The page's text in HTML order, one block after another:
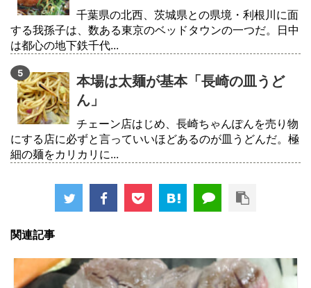
千葉県の北西、茨城県との県境・利根川に面
する我孫子は、数ある東京のベッドタウンの一つだ。日中
は都心の地下鉄千代...
本場は太麺が基本「長崎の皿うど
ん」
チェーン店はじめ、長崎ちゃんぽんを売り物
にする店に必ずと言っていいほどあるのが皿うどんだ。極
細の麺をカリカリに...
関連記事